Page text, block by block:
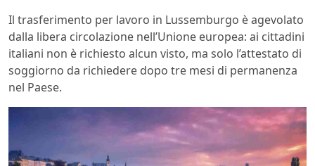
Il trasferimento per lavoro in Lussemburgo è agevolato
dalla libera circolazione nell’Unione europea: ai cittadini
italiani non è richiesto alcun visto, ma solo l’attestato di
soggiorno da richiedere dopo tre mesi di permanenza
nel Paese.